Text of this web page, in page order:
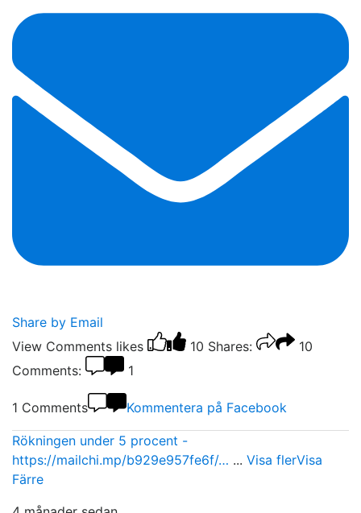
Share by Email
View Comments likes 10 Shares:
10
Comments:
1
1 Comments Kommentera på Facebook
Rökningen under 5 procent -
https://mailchi.mp/b929e957fe6f/… ... Visa flerVisa
Färre